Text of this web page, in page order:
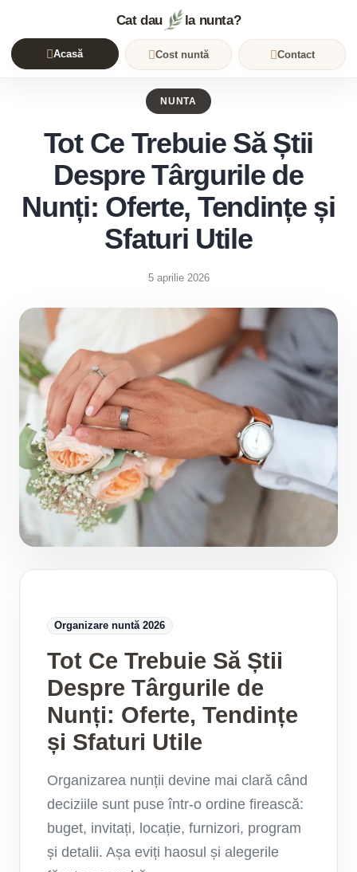
Cat dau la nunta?
Acasă Cost nuntă Contact
NUNTA
Tot Ce Trebuie Să Știi
Despre Târgurile de
Nunți: Oferte, Tendințe și
Sfaturi Utile
5 aprilie 2026
Organizare nuntă 2026
Tot Ce Trebuie Să Știi
Despre Târgurile de
Nunți: Oferte, Tendințe
și Sfaturi Utile
Organizarea nunții devine mai clară când
deciziile sunt puse într-o ordine firească:
buget, invitați, locație, furnizori, program
și detalii. Așa eviți haosul și alegerile